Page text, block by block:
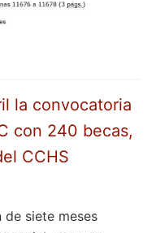
la convocatoria
con 240 becas,
CCHS
de siete meses